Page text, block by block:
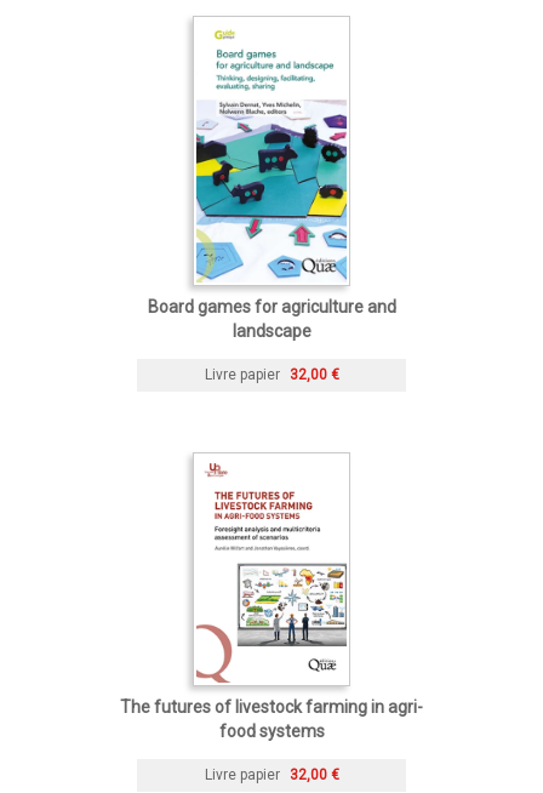
Board games for agriculture and
landscape
Livre papier 32,00 €
The futures of livestock farming in agri-
food systems
Livre papier 32,00 €